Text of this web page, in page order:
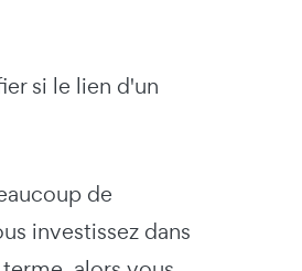
si le lien d'un
de
investissez dans